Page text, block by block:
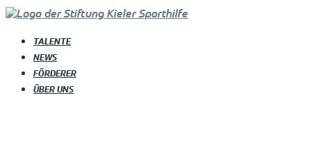
TALENTE
NEWS
FÖRDERER
ÜBER UNS